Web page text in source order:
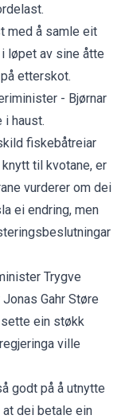
med å samle eit
løpet av sine åtte
etterskot.
- Bjørnar
i haust.
fiskebåtreiar
til kvotane, er
vurderer om dei
ei endring, men
Trygve
Gahr Støre
ein støkk
ville
godt på å utnytte
dei betale ein